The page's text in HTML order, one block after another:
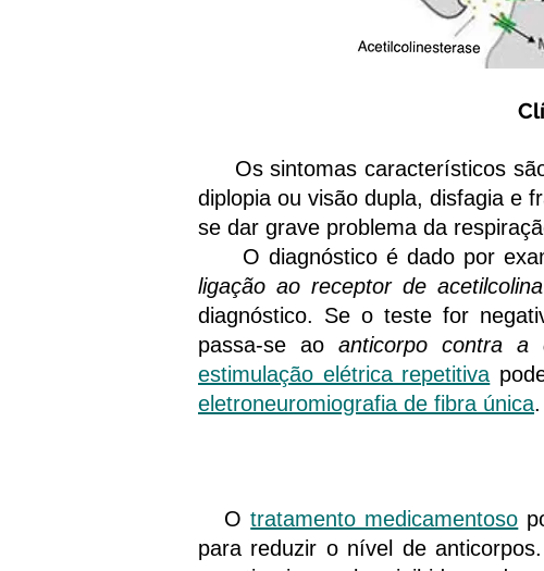
Os sintomas característicos são
diplopia ou visão dupla, disfagia e
se dar grave problema da
O diagnóstico é dado por
ligação ao receptor de acetilcolina
diagnóstico. Se o teste for
passa-se aoanticorpo contra a
estimulação elétrica repetitiva
eletroneuromiografia de fibra única.
Otratamento medicamentoso
para reduzir o nível de